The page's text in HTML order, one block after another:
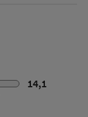
14,1